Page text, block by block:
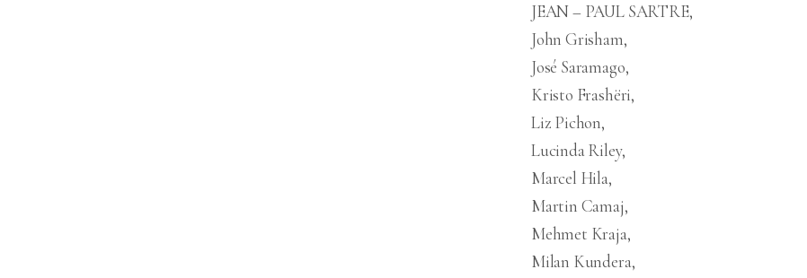
JEAN – PAUL SARTRE
John Grisham
José Saramago
Kristo Frashëri
Liz Pichon
Lucinda Riley
Marcel Hila
Martin Camaj
Mehmet Kraja
Milan Kundera